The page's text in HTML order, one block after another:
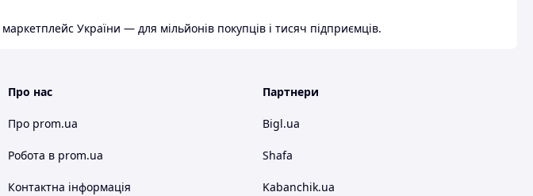
України — для мільйонів покупців і тисяч підприємців.
Про нас
Про prom.ua
Робота в prom.ua
Контактна інформація
Партнери
Bigl.ua
Shafa
Kabanchik.ua